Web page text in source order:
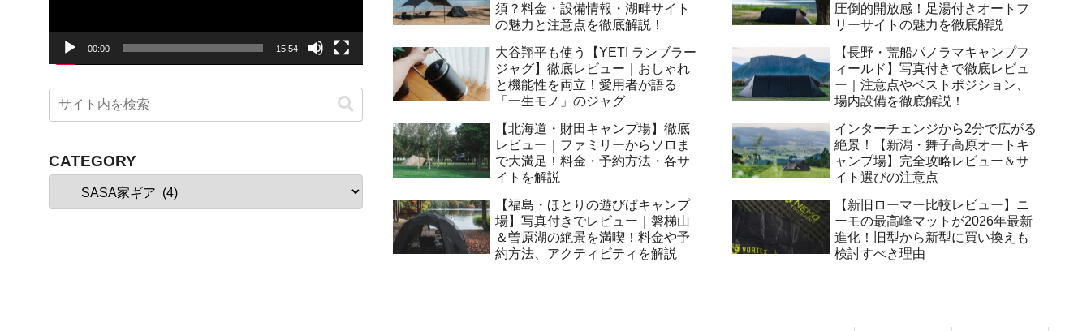
ー
00:00 15:54
CATEGORY
須？料金・設備情報・湖畔サイト
の魅力と注意点を徹底解説！
大谷翔平も使う【YETI ランブラー
ジャグ】徹底レビュー｜おしゃれ
と機能性を両立！愛用者が語る
「一生モノ」のジャグ
【北海道・財田キャンプ場】徹底
レビュー｜ファミリーからソロま
で大満足！料金・予約方法・各サ
イトを解説
【福島・ほとりの遊びばキャンプ
場】写真付きでレビュー｜磐梯山
＆曽原湖の絶景を満喫！料金や予
約方法、アクティビティを解説
圧倒的開放感！足湯付きオートフ
リーサイトの魅力を徹底解説
【長野・荒船パノラマキャンプフ
ィールド】写真付きで徹底レビュ
ー｜注意点やベストポジション、
場内設備を徹底解説！
インターチェンジから2分で広がる
絶景！【新潟・舞子高原オートキ
ャンプ場】完全攻略レビュー＆サ
イト選びの注意点
【新旧ローマー比較レビュー】ニ
ーモの最高峰マットが2026年最新
進化！旧型から新型に買い換えも
検討すべき理由